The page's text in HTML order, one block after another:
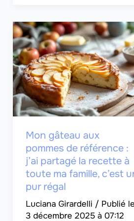
Mon gâteau aux
pommes de référence :
j’ai partagé la recette à
toute ma famille, c’est
pur régal
Luciana Girardelli /
3 décembre 2025 à 07:12